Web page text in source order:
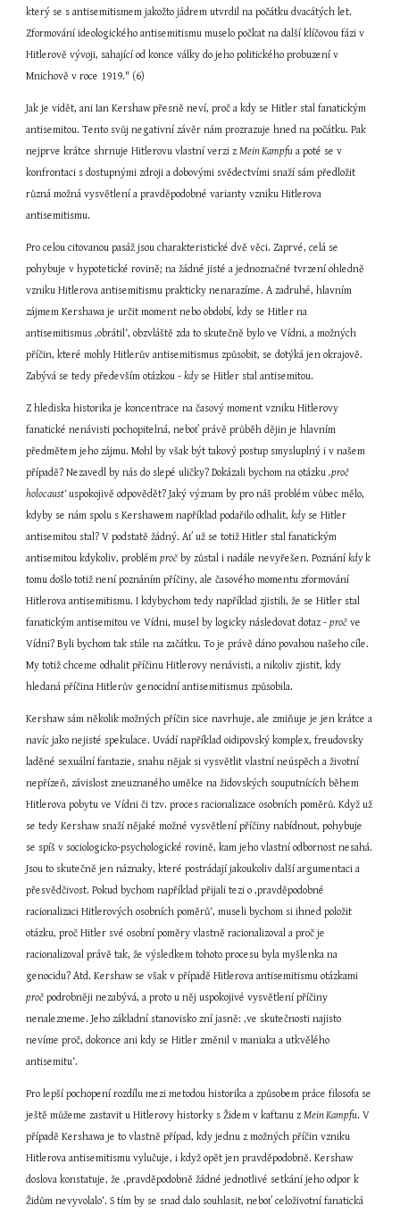
který se s antisemitismem jakožto jádrem utvrdil na počátku dvacátých let.
Zformování ideologického antisemitismu muselo počkat na další klíčovou fázi v
Hitlerově vývoji, sahající od konce války do jeho politického probuzení v
Mnichově v roce 1919." (6)
Jak je vidět, ani Ian Kershaw přesně neví, proč a kdy se Hitler stal fanatickým
antisemitou. Tento svůj negativní závěr nám prozrazuje hned na počátku. Pak
nejprve krátce shrnuje Hitlerovu vlastní verzi z Mein Kampfu a poté se v
konfrontaci s dostupnými zdroji a dobovými svědectvími snaží sám předložit
různá možná vysvětlení a pravděpodobné varianty vzniku Hitlerova
antisemitismu.
Pro celou citovanou pasáž jsou charakteristické dvě věci. Zaprvé, celá se
pohybuje v hypotetické rovině; na žádné jisté a jednoznačné tvrzení ohledně
vzniku Hitlerova antisemitismu prakticky nenarazíme. A zadruhé, hlavním
zájmem Kershawa je určit moment nebo období, kdy se Hitler na
antisemitismus ‚obrátil‘, obzvláště zda to skutečně bylo ve Vídni, a možných
příčin, které mohly Hitlerův antisemitismus způsobit, se dotýká jen okrajově.
Zabývá se tedy především otázkou - kdy se Hitler stal antisemitou.
Z hlediska historika je koncentrace na časový moment vzniku Hitlerovy
fanatické nenávisti pochopitelná, neboť právě průběh dějin je hlavním
předmětem jeho zájmu. Mohl by však být takový postup smysluplný i v našem
případě? Nezavedl by nás do slepé uličky? Dokázali bychom na otázku ‚proč
holocaust‘ uspokojivě odpovědět? Jaký význam by pro náš problém vůbec mělo,
kdyby se nám spolu s Kershawem například podařilo odhalit, kdy se Hitler
antisemitou stal? V podstatě žádný. Ať už se totiž Hitler stal fanatickým
antisemitou kdykoliv, problém proč by zůstal i nadále nevyřešen. Poznání kdy k
tomu došlo totiž není poznáním příčiny, ale časového momentu zformování
Hitlerova antisemitismu. I kdybychom tedy například zjistili, že se Hitler stal
fanatickým antisemitou ve Vídni, musel by logicky následovat dotaz - proč ve
Vídni? Byli bychom tak stále na začátku. To je právě dáno povahou našeho cíle.
My totiž chceme odhalit příčinu Hitlerovy nenávisti, a nikoliv zjistit, kdy
hledaná příčina Hitlerův genocidní antisemitismus způsobila.
Kershaw sám několik možných příčin sice navrhuje, ale zmiňuje je jen krátce a
navíc jako nejisté spekulace. Uvádí například oidipovský komplex, freudovsky
laděné sexuální fantazie, snahu nějak si vysvětlit vlastní neúspěch a životní
nepřízeň, závislost zneuznaného umělce na židovských souputnících během
Hitlerova pobytu ve Vídni či tzv. proces racionalizace osobních poměrů. Když už
se tedy Kershaw snaží nějaké možné vysvětlení příčiny nabídnout, pohybuje
se spíš v sociologicko-psychologické rovině, kam jeho vlastní odbornost nesahá.
Jsou to skutečně jen náznaky, které postrádají jakoukoliv další argumentaci a
přesvědčivost. Pokud bychom například přijali tezi o ‚pravděpodobné
racionalizaci Hitlerových osobních poměrů‘, museli bychom si ihned položit
otázku, proč Hitler své osobní poměry vlastně racionalizoval a proč je
racionalizoval právě tak, že výsledkem tohoto procesu byla myšlenka na
proč podrobněji nezabývá, a proto u něj uspokojivé vysvětlení příčiny
nenalezneme. Jeho základní stanovisko zní jasně: ‚ve skutečnosti najisto
nevíme proč, dokonce ani kdy se Hitler změnil v maniaka a utkvělého
antisemitu‘.
Pro lepší pochopení rozdílu mezi metodou historika a způsobem práce filosofa se
ještě můžeme zastavit u Hitlerovy historky s Židem v kaftanu z Mein Kampfu. V
případě Kershawa je to vlastně případ, kdy jednu z možných příčin vzniku
Hitlerova antisemitismu vylučuje, i když opět jen pravděpodobně. Kershaw
doslova konstatuje, že ‚pravděpodobně žádné jednotlivé setkání jeho odpor k
Židům nevyvolalo‘. S tím by se snad dalo souhlasit, neboť celoživotní fanatická